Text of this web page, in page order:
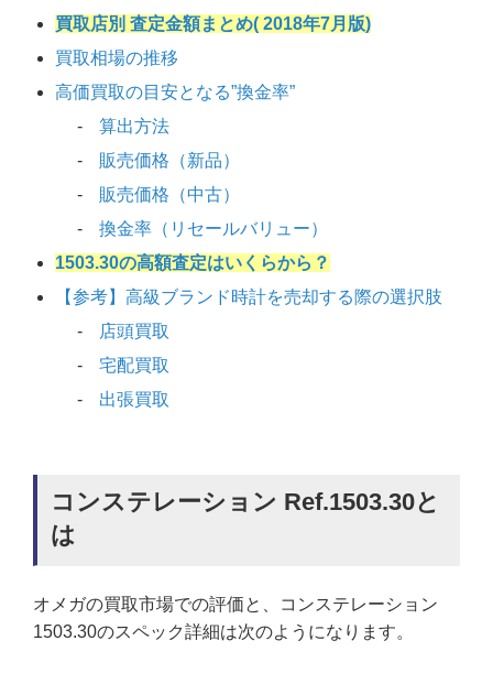
買取店別 査定金額まとめ( 2018年7月版)
買取相場の推移
高価買取の目安となる”換金率”
算出方法
販売価格（新品）
販売価格（中古）
換金率（リセールバリュー）
1503.30の高額査定はいくらから？
【参考】高級ブランド時計を売却する際の選択肢
店頭買取
宅配買取
出張買取
コンステレーション Ref.1503.30と
は
オメガの買取市場での評価と、コンステレーション
1503.30のスペック詳細は次のようになります。